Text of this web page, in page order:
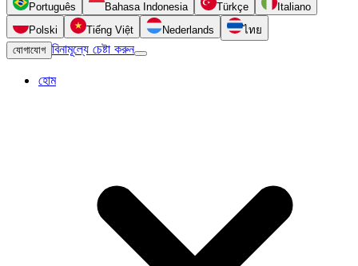
Português Bahasa Indonesia Türkçe
Italiano
Polski
Tiếng Việt Nederlands
ไทย
যোগাযোগ বিনামূল্যে চেষ্টা করুন
হোম